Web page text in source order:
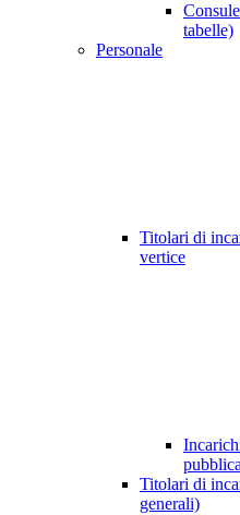
tabelle)
Personale
Titolari di
vertice
Titolari di
generali)